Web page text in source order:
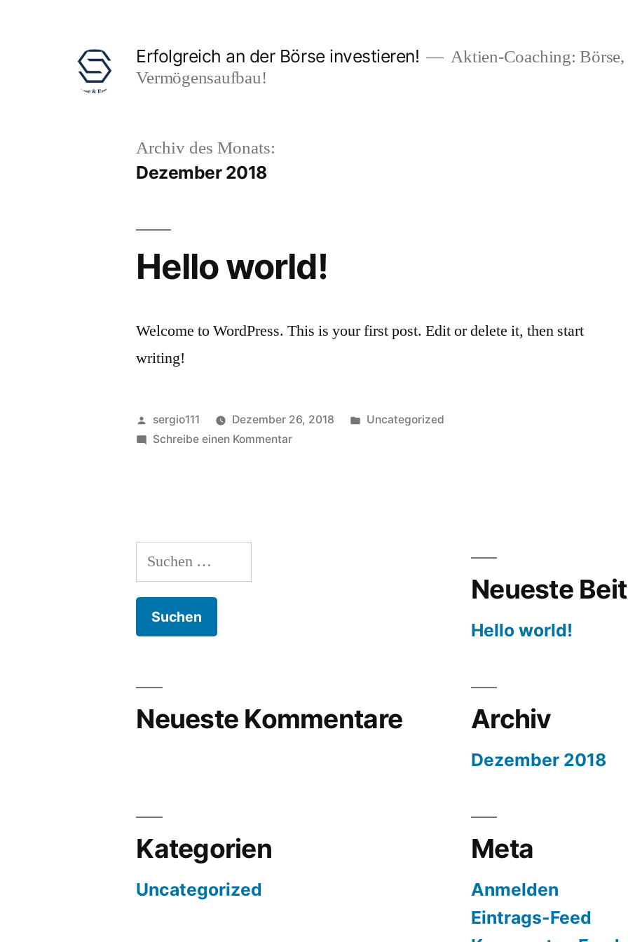
Erfolgreich an der Börse investieren!
Aktien-Coaching:
Vermögensaufbau!
Archiv des Monats:
Dezember 2018
Hello world!
Welcome to WordPress. This is your first post. Edit or delete it, then start
writing!
Veröffentlicht
von
sergio111 Dezember 26, 2018
Veröffentlicht
Uncategorized
Schreibe einen Kommentarzu
Suchen
nach:
Neueste
Hello world!
Neueste Kommentare Archiv
Dezember 2018
Kategorien
Uncategorized
Meta
Anmelden
Eintrags-Feed